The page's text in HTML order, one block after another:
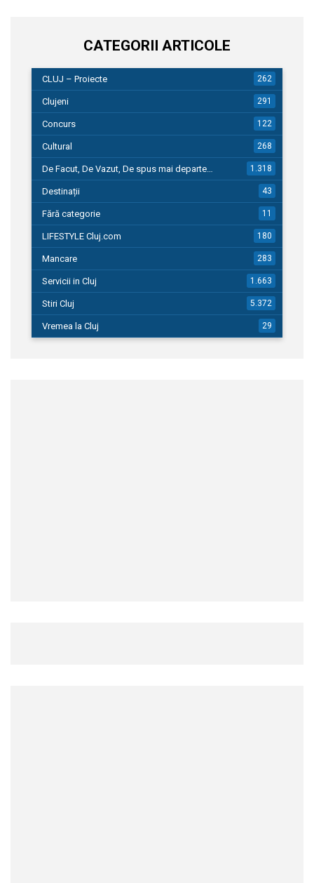
CATEGORII ARTICOLE
CLUJ – Proiecte 262
Clujeni 291
Concurs 122
Cultural 268
De Facut, De Vazut, De spus mai departe… 1.318
Destinații 43
Fără categorie 11
LIFESTYLE Cluj.com 180
Mancare 283
Servicii in Cluj 1.663
Stiri Cluj 5.372
Vremea la Cluj 29